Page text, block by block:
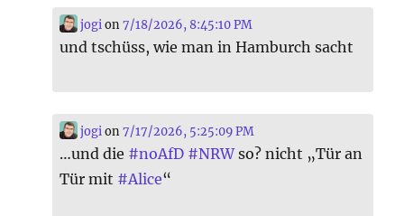
jogi on7/18/2026, 8:45:10 PM
und tschüss, wie man in Hamburch sacht
jogi on7/17/2026, 5:25:09 PM
…und die #noAfD #NRWso? nicht „Tür an
Tür mit #Alice“